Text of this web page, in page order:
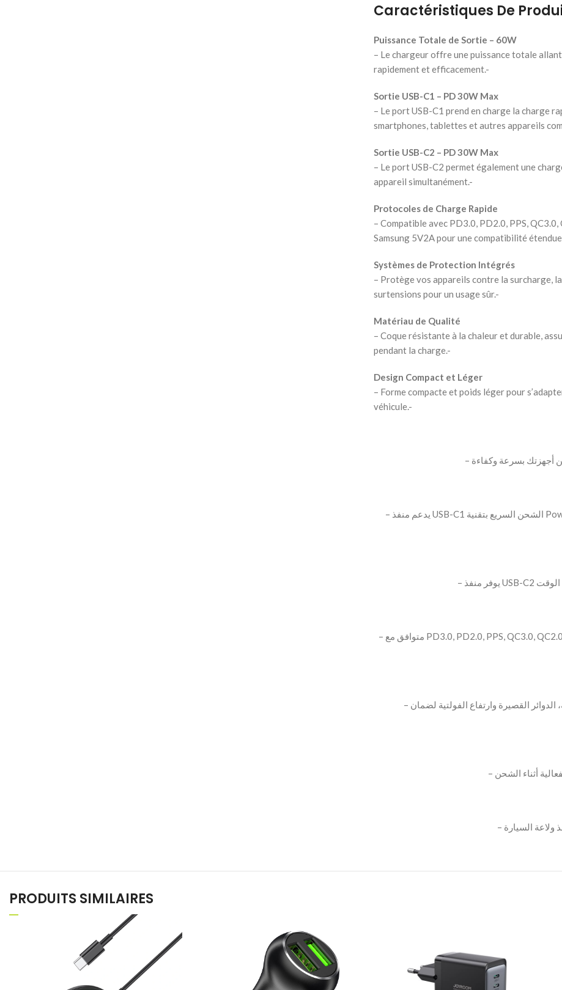
Caractéristiques De
Puissance Totale de Sortie – 60W
– Le chargeur offre une puissance totale
rapidement et efficacement.-
Sortie USB-C1 – PD 30W Max
– Le port USB-C1 prend en charge la charge
smartphones, tablettes et autres appareils
Sortie USB-C2 – PD 30W Max
– Le port USB-C2 permet également une
appareil simultanément.-
Protocoles de Charge Rapide
– Compatible avec PD3.0, PD2.0, PPS,
Samsung 5V2A pour une compatibilité
Systèmes de Protection Intégrés
– Protège vos appareils contre la surcharge,
surtensions pour un usage sûr.-
Matériau de Qualité
– Coque résistante à la chaleur et durable,
pendant la charge.-
Design Compact et Léger
– Forme compacte et poids léger pour
véhicule.-
– يدعم منفذ USB-C1 الشحن السريع بتقنية Power Delivery حتى 30 واط، مناسب للهواتف الذكية
– متوافق مع PD3.0, PD2.0, PPS, QC3.0, QC2.0, FCP, AFC, BC1.2, DCP, Apple 2.4A و Samsung
– يحمي أجهزتك من الشحن الزائد، السخونة المفرطة، الدوائر القصيرة وارتفاع الفولتية لضمان
PRODUITS SIMILAIRES